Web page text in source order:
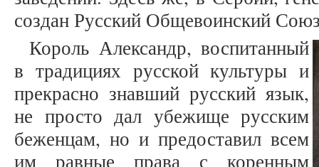
создан Русский Общевоинский
Король Александр, воспитанный
в традициях русской культуры и
прекрасно знавший русский язык,
не просто дал убежище русским
беженцам, но и предоставил всем
им равные права с коренным